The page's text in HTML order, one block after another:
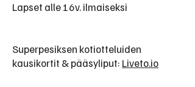
Lapset alle 16v. ilmaiseksi
Superpesiksen kotiotteluiden
kausikortit & pääsyliput: Liveto.io